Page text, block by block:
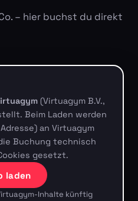
– hier buchst du direkt
(Virtuagym B.V.,
Beim Laden werden
an Virtuagym
Buchung technisch
gesetzt.
laden
Inhalte künftig